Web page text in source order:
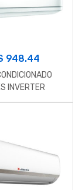
948.44
INVERTER